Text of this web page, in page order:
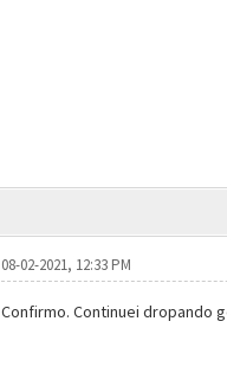
08-02-2021, 12:33 PM
Confirmo. Continuei dropando